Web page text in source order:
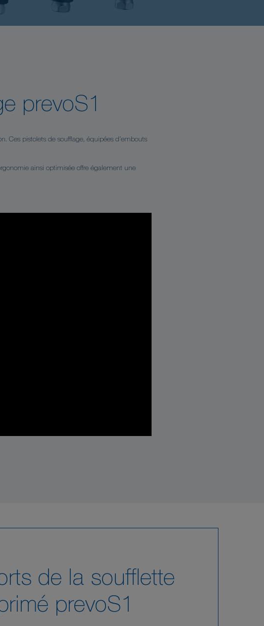
prevoS1
Ces pistolets de soufflage, équipées d’embouts
ainsi optimisée offre également une
de la soufflette
prevoS1